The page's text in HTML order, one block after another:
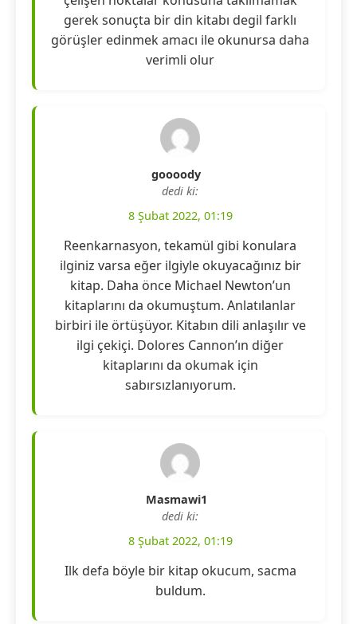
gerek sonuçta bir din kitabı degil farklı
görüşler edinmek amacı ile okunursa daha
verimli olur
goooody
dedi ki:
8 Şubat 2022, 01:19
Reenkarnasyon, tekamül gibi konulara
ilginiz varsa eğer ilgiyle okuyacağınız bir
kitap. Daha önce Michael Newton’un
kitaplarını da okumuştum. Anlatılanlar
birbiri ile örtüşüyor. Kitabın dili anlaşılır ve
ilgi çekiçi. Dolores Cannon’ın diğer
kitaplarını da okumak için
sabırsızlanıyorum.
Masmawi1
dedi ki:
8 Şubat 2022, 01:19
Ilk defa böyle bir kitap okucum, sacma
buldum.